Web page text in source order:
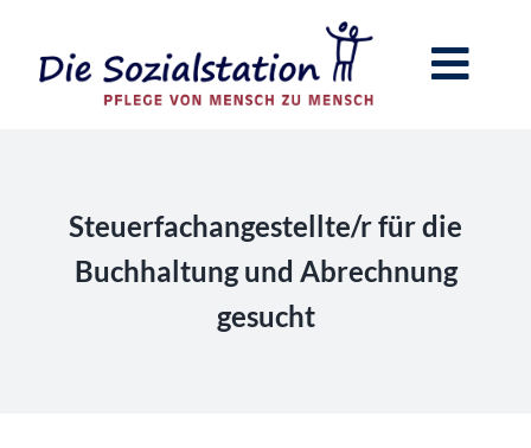
Inhalt
Begleitung im Alltag
Steuerfachangestellte/r für die
Buchhaltung und Abrechnung
gesucht